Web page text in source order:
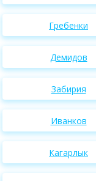
Гребенки
Демидов
Забирия
Иванков
Кагарлык